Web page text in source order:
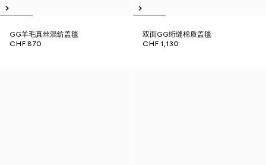
GG羊毛真丝混纺盖毯
CHF 870
双面GG绗缝棉质盖毯
CHF 1,130